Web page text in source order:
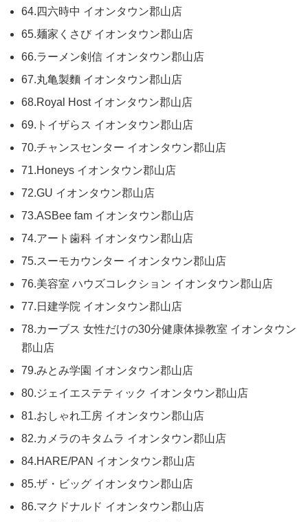
64.四六時中 イオンタウン郡山店
65.麺家くさび イオンタウン郡山店
66.ラーメン剣信 イオンタウン郡山店
67.丸亀製麵 イオンタウン郡山店
68.Royal Host イオンタウン郡山店
69.トイザらス イオンタウン郡山店
70.チャンスセンター イオンタウン郡山店
71.Honeys イオンタウン郡山店
72.GU イオンタウン郡山店
73.ASBee fam イオンタウン郡山店
74.アート歯科 イオンタウン郡山店
75.スーモカウンター イオンタウン郡山店
76.美容室 ハウズコレクション イオンタウン郡山店
77.日建学院 イオンタウン郡山店
78.カーブス 女性だけの30分健康体操教室 イオンタウン
郡山店
79.みとみ学園 イオンタウン郡山店
80.ジェイエステティック イオンタウン郡山店
81.おしゃれ工房 イオンタウン郡山店
82.カメラのキタムラ イオンタウン郡山店
84.HARE/PAN イオンタウン郡山店
85.ザ・ビッグ イオンタウン郡山店
86.マクドナルド イオンタウン郡山店